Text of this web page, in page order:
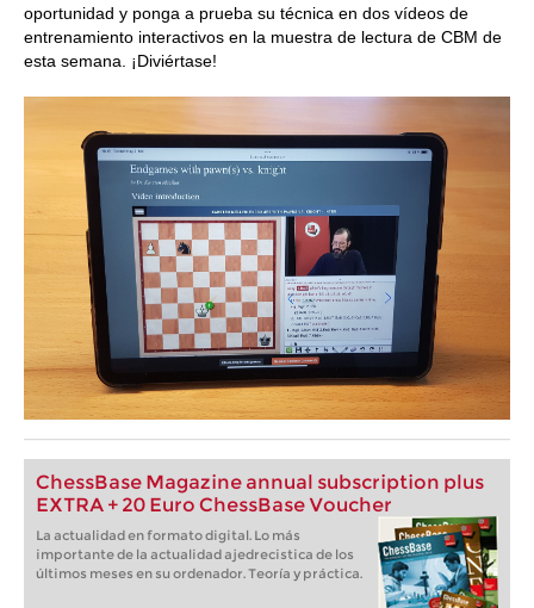
oportunidad y ponga a prueba su técnica en dos vídeos de
entrenamiento interactivos en la muestra de lectura de CBM de
esta semana. ¡Diviértase!
ChessBase Magazine annual subscription plus
EXTRA + 20 Euro ChessBase Voucher
La actualidad en formato digital. Lo más
importante de la actualidad ajedrecistica de los
últimos meses en su ordenador. Teoría y práctica.